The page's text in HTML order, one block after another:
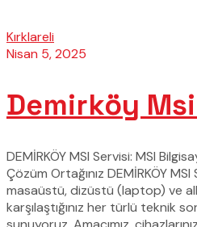
Kırklareli
Nisan 5, 2025
Demirköy
DEMİRKÖY MSI Servisi: MSI
Çözüm Ortağınız DEMİRKÖY
masaüstü, dizüstü (laptop) ve
karşılaştığınız her türlü teknik